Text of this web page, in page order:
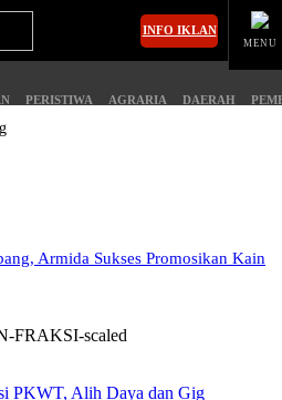
INFO IKLAN
MENU
PERISTIWA AGRARIA DAERAH
Armida Sukses Promosikan Kain
PKWT, Alih Daya dan Gig